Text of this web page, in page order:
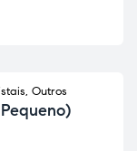
, Outros